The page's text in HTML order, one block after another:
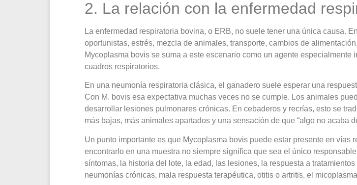
2. La relación con la enfermedad
La enfermedad respiratoria bovina, o ERB, no suele tener una única causa.
oportunistas, estrés, mezcla de animales, transporte, cambios de
Mycoplasma bovis se suma a este escenario como un agente
cuadros respiratorios.
En una neumonía respiratoria clásica, el ganadero suele esperar una
Con M. bovis esa expectativa muchas veces no se cumple. Los animales
desarrollar lesiones pulmonares crónicas. En cebaderos y recrías, esto se
más bajas, más animales apartados y una sensación de que “algo no acaba
Un punto importante es que Mycoplasma bovis puede estar presente en vías
encontrarlo en una muestra no siempre significa que sea el único
síntomas, la historia del lote, la edad, las lesiones, la respuesta a
neumonías crónicas, mala respuesta terapéutica, otitis o artritis, el